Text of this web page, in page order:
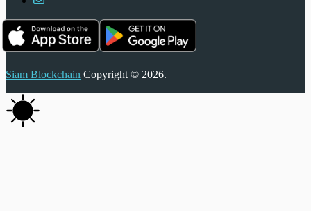
Siam Blockchain Copyright © 2026.